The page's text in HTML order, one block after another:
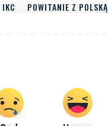
IKC POWITANIE Z POLSKĄ